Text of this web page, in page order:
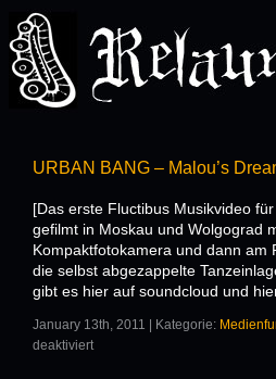
URBAN BANG – Malou’s
[Das erste Fluctibus Musikvideo
gefilmt in Moskau und Wolgograd
Kompaktfotokamera und dann am
die selbst abgezappelte
gibt es hier auf soundcloud und
January 13th, 2011 | Kategorie:
deaktiviert